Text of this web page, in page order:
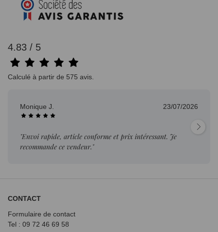
4.83 / 5
Calculé à partir de 575 avis.
Monique J. 23/07/2026
"Envoi rapide, article conforme et prix intéressant. Je
recommande ce vendeur."
CONTACT
Formulaire de contact
Tel : 09 72 46 69 58